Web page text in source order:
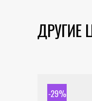
ДРУГИЕ
-29%